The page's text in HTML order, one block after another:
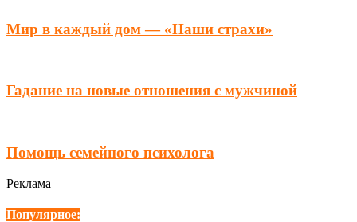
Мир в каждый дом — «Наши страхи»
Гадание на новые отношения с мужчиной
Помощь семейного психолога
Реклама
Популярное: